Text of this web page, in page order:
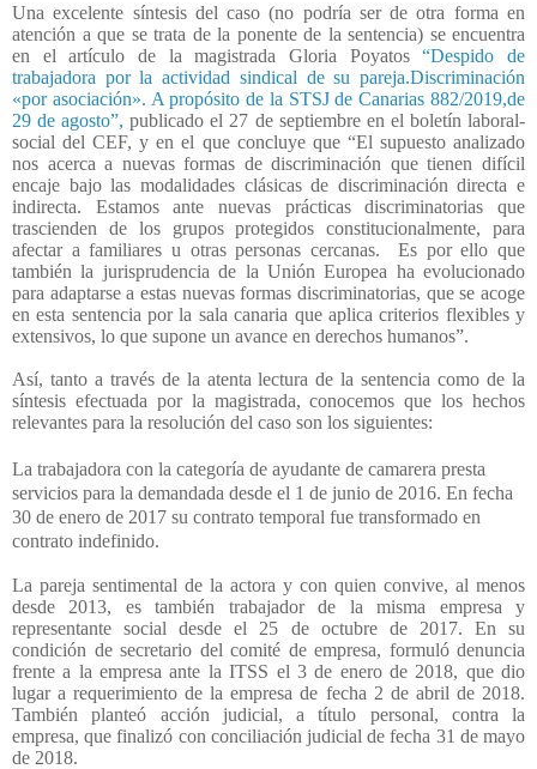
Una excelente síntesis del caso (no podría ser de otra forma en
atención a que se trata de la ponente de la sentencia) se encuentra
en el artículo de la magistrada Gloria Poyatos“Despido de
trabajadora por la actividad sindical de su pareja.Discriminación
«por asociación». A propósito de la STSJ de Canarias 882/2019,de
29 de agosto”, publicado el 27 de septiembre en el boletín laboral-
social del CEF, y en el que concluye que “El supuesto analizado
nos acerca a nuevas formas de discriminación que tienen difícil
encaje bajo las modalidades clásicas de discriminación directa e
indirecta. Estamos ante nuevas prácticas discriminatorias que
trascienden de los grupos protegidos constitucionalmente, para
afectar a familiares u otras personas cercanas.
Es por ello que
también la jurisprudencia de la Unión Europea ha evolucionado
para adaptarse a estas nuevas formas discriminatorias, que se acoge
en esta sentencia por la sala canaria que aplica criterios flexibles y
extensivos, lo que supone un avance en derechos humanos”.
Así, tanto a través de la atenta lectura de la sentencia como de la
síntesis efectuada por la magistrada, conocemos que los hechos
relevantes para la resolución del caso son los siguientes:
La trabajadora con la categoría de ayudante de camarera presta
servicios para la demandada desde el 1 de junio de 2016. En fecha
30 de enero de 2017 su contrato temporal fue transformado en
contrato indefinido.
La pareja sentimental de la actora y con quien convive, al menos
desde 2013, es también trabajador de la misma empresa y
representante social desde el 25 de octubre de 2017. En su
condición de secretario del comité de empresa, formuló denuncia
frente a la empresa ante la ITSS el 3 de enero de 2018, que dio
lugar a requerimiento de la empresa de fecha 2 de abril de 2018.
También planteó acción judicial, a título personal, contra la
empresa, que finalizó con conciliación judicial de fecha 31 de mayo
de 2018.